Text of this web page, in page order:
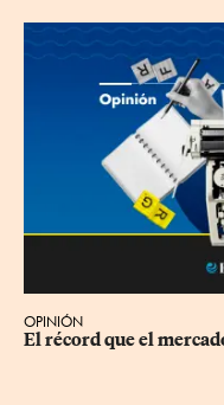
OPINIÓN
El récord que el